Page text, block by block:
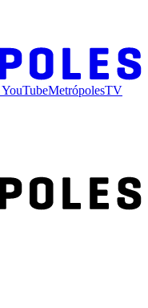
YouTubeMetrópolesTV